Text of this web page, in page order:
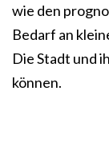
wie den
Bedarf an
Die Stadt und
können.